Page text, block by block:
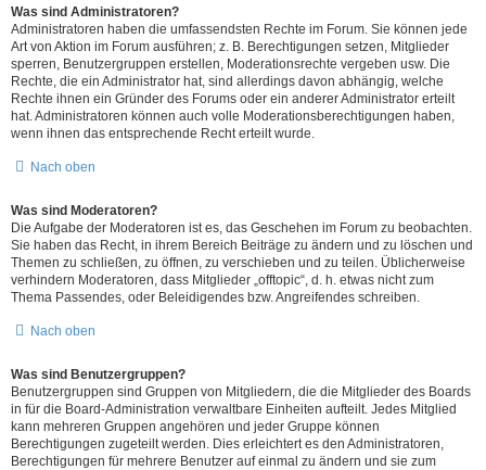
Was sind Administratoren?
Administratoren haben die umfassendsten Rechte im Forum. Sie können jede
Art von Aktion im Forum ausführen; z. B. Berechtigungen setzen, Mitglieder
sperren, Benutzergruppen erstellen, Moderationsrechte vergeben usw. Die
Rechte, die ein Administrator hat, sind allerdings davon abhängig, welche
Rechte ihnen ein Gründer des Forums oder ein anderer Administrator erteilt
hat. Administratoren können auch volle Moderationsberechtigungen haben,
wenn ihnen das entsprechende Recht erteilt wurde.
Nach oben
Was sind Moderatoren?
Die Aufgabe der Moderatoren ist es, das Geschehen im Forum zu beobachten.
Sie haben das Recht, in ihrem Bereich Beiträge zu ändern und zu löschen und
Themen zu schließen, zu öffnen, zu verschieben und zu teilen. Üblicherweise
verhindern Moderatoren, dass Mitglieder „offtopic“, d. h. etwas nicht zum
Thema Passendes, oder Beleidigendes bzw. Angreifendes schreiben.
Nach oben
Was sind Benutzergruppen?
Benutzergruppen sind Gruppen von Mitgliedern, die die Mitglieder des Boards
in für die Board-Administration verwaltbare Einheiten aufteilt. Jedes Mitglied
kann mehreren Gruppen angehören und jeder Gruppe können
Berechtigungen zugeteilt werden. Dies erleichtert es den Administratoren,
Berechtigungen für mehrere Benutzer auf einmal zu ändern und sie zum